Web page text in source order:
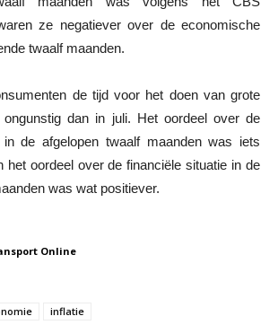
ze negatiever over de economische
twaalf maanden.
de tijd voor het doen van grote
ongunstig dan in juli. Het oordeel over de
in de afgelopen twaalf maanden was iets
het oordeel over de financiële situatie in de
was wat positiever.
Online
inflatie